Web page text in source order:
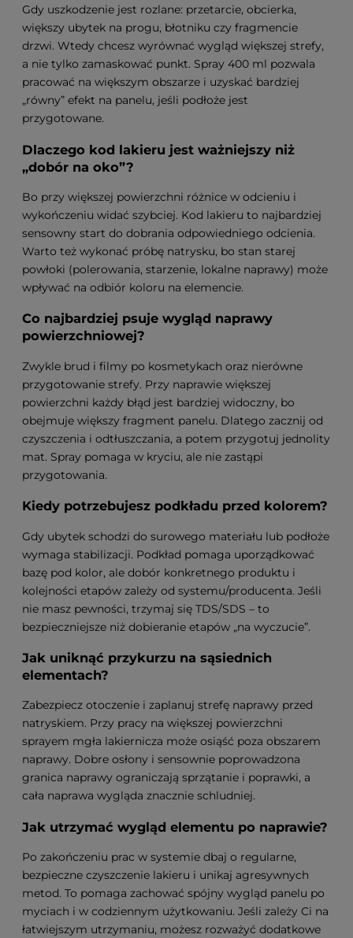
Gdy uszkodzenie jest rozlane: przetarcie, obcierka,
większy ubytek na progu, błotniku czy fragmencie
drzwi. Wtedy chcesz wyrównać wygląd większej strefy,
a nie tylko zamaskować punkt. Spray 400 ml pozwala
pracować na większym obszarze i uzyskać bardziej
„równy” efekt na panelu, jeśli podłoże jest
przygotowane.
Dlaczego kod lakieru jest ważniejszy niż
„dobór na oko”?
Bo przy większej powierzchni różnice w odcieniu i
wykończeniu widać szybciej. Kod lakieru to najbardziej
sensowny start do dobrania odpowiedniego odcienia.
Warto też wykonać próbę natrysku, bo stan starej
powłoki (polerowania, starzenie, lokalne naprawy) może
wpływać na odbiór koloru na elemencie.
Co najbardziej psuje wygląd naprawy
powierzchniowej?
Zwykle brud i filmy po kosmetykach oraz nierówne
przygotowanie strefy. Przy naprawie większej
powierzchni każdy błąd jest bardziej widoczny, bo
obejmuje większy fragment panelu. Dlatego zacznij od
czyszczenia i odtłuszczania, a potem przygotuj jednolity
mat. Spray pomaga w kryciu, ale nie zastąpi
przygotowania.
Kiedy potrzebujesz podkładu przed kolorem?
Gdy ubytek schodzi do surowego materiału lub podłoże
wymaga stabilizacji. Podkład pomaga uporządkować
bazę pod kolor, ale dobór konkretnego produktu i
kolejności etapów zależy od systemu/producenta. Jeśli
nie masz pewności, trzymaj się TDS/SDS – to
bezpieczniejsze niż dobieranie etapów „na wyczucie”.
Jak uniknąć przykurzu na sąsiednich
elementach?
Zabezpiecz otoczenie i zaplanuj strefę naprawy przed
natryskiem. Przy pracy na większej powierzchni
sprayem mgła lakiernicza może osiąść poza obszarem
naprawy. Dobre osłony i sensownie poprowadzona
granica naprawy ograniczają sprzątanie i poprawki, a
cała naprawa wygląda znacznie schludniej.
Jak utrzymać wygląd elementu po naprawie?
Po zakończeniu prac w systemie dbaj o regularne,
bezpieczne czyszczenie lakieru i unikaj agresywnych
metod. To pomaga zachować spójny wygląd panelu po
myciach i w codziennym użytkowaniu. Jeśli zależy Ci na
łatwiejszym utrzymaniu, możesz rozważyć dodatkowe